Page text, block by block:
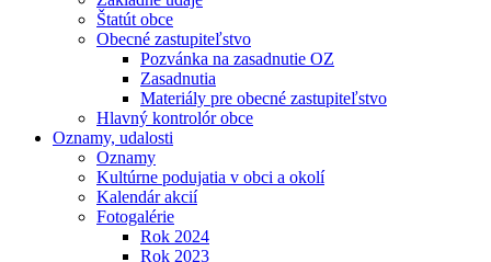
Štatút obce
Obecné zastupiteľstvo
Pozvánka na zasadnutie OZ
Zasadnutia
Materiály pre obecné zastupiteľstvo
Hlavný kontrolór obce
Oznamy, udalosti
Oznamy
Kultúrne podujatia v obci a okolí
Kalendár akcií
Fotogalérie
Rok 2024
Rok 2023